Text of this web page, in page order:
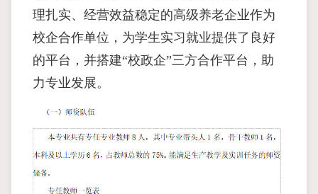
理扎实、经营效益稳定的高级养老企业作为
校企合作单位，为学生实习就业提供了良好
的平台，并搭建“校政企”三方合作平台，助
力专业发展。